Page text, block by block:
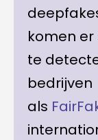
komen
te
bedrijven
als